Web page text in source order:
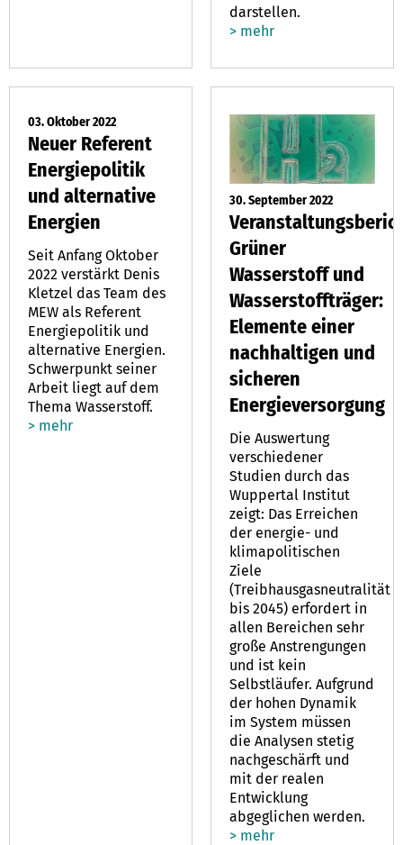
darstellen.
> mehr
03. Oktober 2022
Neuer Referent
Energiepolitik
und alternative
Energien
Seit Anfang Oktober
2022 verstärkt Denis
Kletzel das Team des
MEW als Referent
Energiepolitik und
alternative Energien.
Schwerpunkt seiner
Arbeit liegt auf dem
Thema Wasserstoff.
> mehr
30. September 2022
Grüner
Wasserstoff und
Wasserstoffträger:
Elemente einer
nachhaltigen und
sicheren
Energieversorgung
Die Auswertung
verschiedener
Studien durch das
Wuppertal Institut
zeigt: Das Erreichen
der energie- und
klimapolitischen
Ziele
(Treibhausgasneutralität
bis 2045) erfordert in
allen Bereichen sehr
große Anstrengungen
und ist kein
Selbstläufer. Aufgrund
der hohen Dynamik
im System müssen
die Analysen stetig
nachgeschärft und
mit der realen
Entwicklung
abgeglichen werden.
> mehr